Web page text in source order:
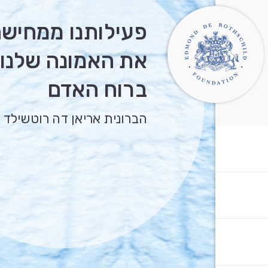
פעילותנו
את האמונה שלנו
ברוח האדם
הברונית אריאן דה רוטשילד